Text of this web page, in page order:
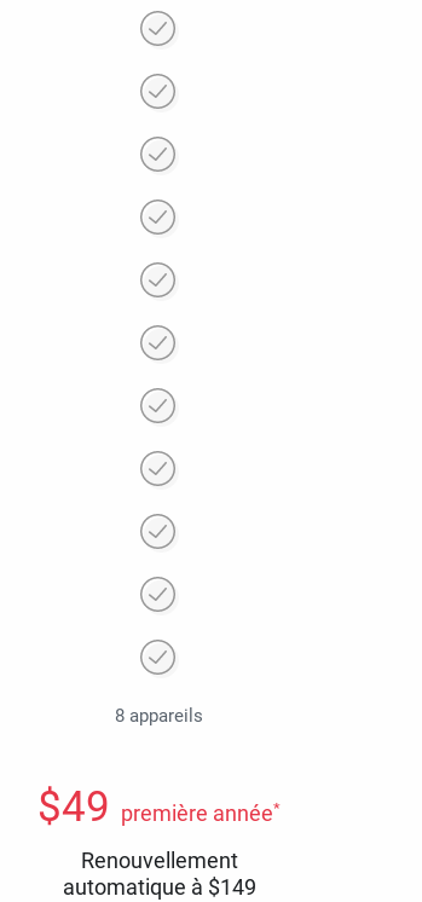
8 appareils
$49 première année*
Renouvellement
automatique à $149